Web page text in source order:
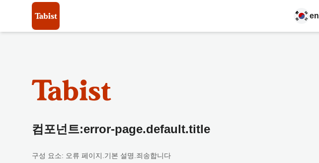
컴포넌트:error-page.default.title
구성 요소: 오류 페이지.기본 설명.죄송합니다